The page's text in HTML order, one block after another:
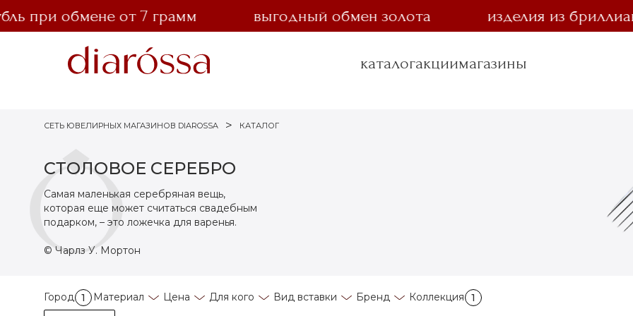
при обмене от 7 грамм выгодный обмен золота изделия из
каталогакциимагазины
СЕТЬ ЮВЕЛИРНЫХ МАГАЗИНОВ DIAROSSA КАТАЛОГ
СТОЛОВОЕ СЕРЕБРО
Самая маленькая серебряная вещь,
которая еще может считаться свадебным
подарком, – это ложечка для варенья.
© Чарлз У. Мортон
Город 1 Материал Цена Для кого Вид вставки Бренд Коллекция 1